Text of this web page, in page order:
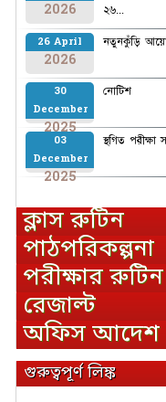
2026
২৬...
26 April
2026
নতুনকুঁড়ি
30
December
2025
নোটিশ
03
December
2025
স্থগিত পরীক্ষা
ক্লাস রুটিন
পাঠপরিকল্পনা
পরীক্ষার রুটিন
রেজাল্ট
অফিস আদেশ
গুরুত্বপূর্ণ লিঙ্ক